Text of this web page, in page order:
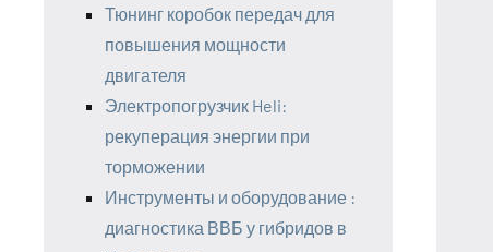
Тюнинг коробок передач для
повышения мощности
двигателя
Электропогрузчик Heli:
рекуперация энергии при
торможении
Инструменты и оборудование :
диагностика ВВБ у гибридов в